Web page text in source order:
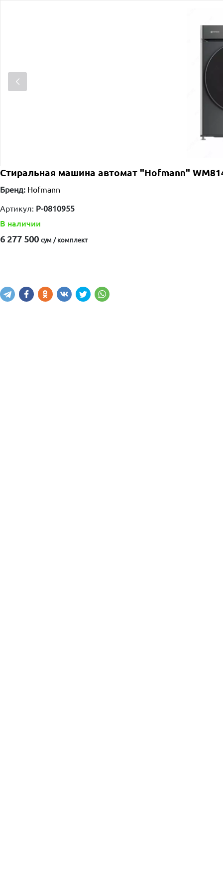
Стиральная машина автомат "Hofmann"
Бренд: Hofmann
Артикул: P-0810955
В наличии
6 277 500 сум / комплект